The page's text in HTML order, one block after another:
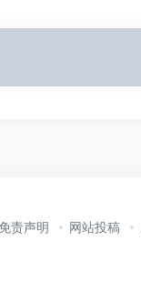
免责声明 网站投稿